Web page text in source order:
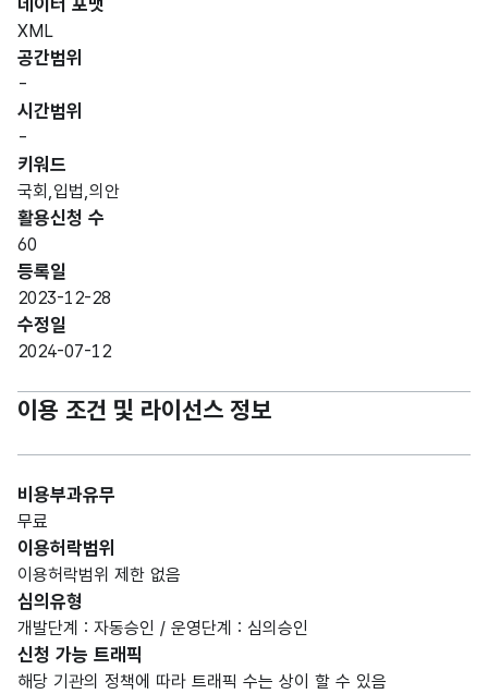
데이터 포맷
XML
공간범위
-
시간범위
-
키워드
국회,입법,의안
활용신청 수
60
등록일
2023-12-28
수정일
2024-07-12
이용 조건 및 라이선스 정보
비용부과유무
무료
이용허락범위
이용허락범위 제한 없음
심의유형
개발단계 : 자동승인 / 운영단계 : 심의승인
신청 가능 트래픽
해당 기관의 정책에 따라 트래픽 수는 상이 할 수 있음